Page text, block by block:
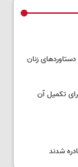
زنان
تکمیل آن
شدند